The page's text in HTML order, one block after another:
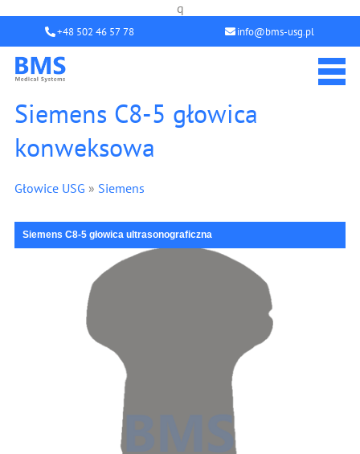
q
+48 502 46 57 78 info@bms-usg.pl
Siemens C8-5 głowica
konweksowa
Głowice USG » Siemens
Siemens C8-5 głowica ultrasonograficzna